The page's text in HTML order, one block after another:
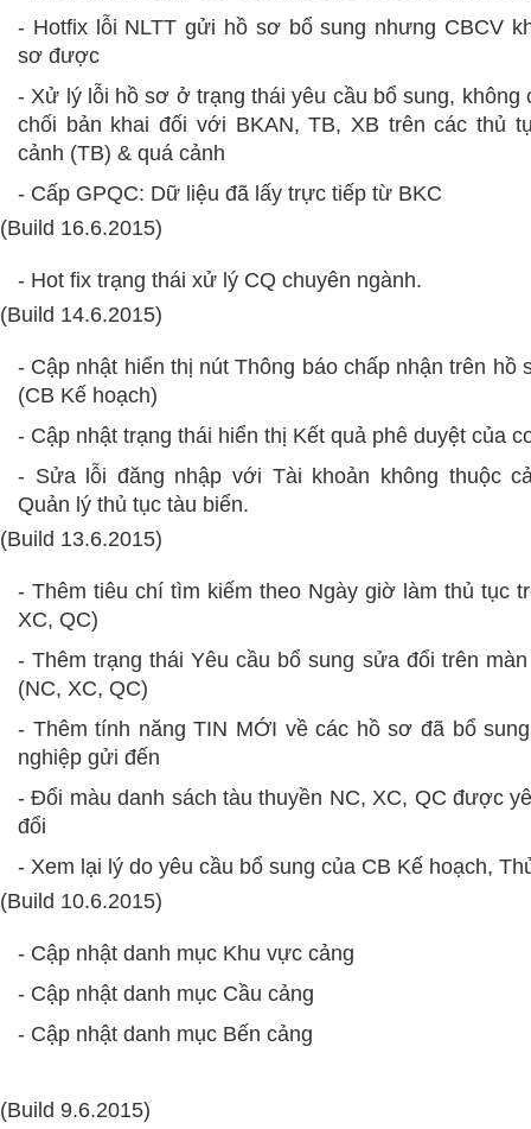
- Hotfix lỗi NLTT gửi hồ sơ bổ sung nhưng CBCV
sơ được
- Xử lý lỗi hồ sơ ở trạng thái yêu cầu bổ sung, không
chối bản khai đối với BKAN, TB, XB trên các thủ
cảnh (TB) & quá cảnh
- Cấp GPQC: Dữ liệu đã lấy trực tiếp từ BKC
(Build 16.6.2015)
- Hot fix trạng thái xử lý CQ chuyên ngành.
(Build 14.6.2015)
- Cập nhật hiển thị nút Thông báo chấp nhận trên hồ
(CB Kế hoạch)
- Cập nhật trạng thái hiển thị Kết quả phê duyệt của
- Sửa lỗi đăng nhậpvới Tài khoản không thuộc
Quản lý thủ tục tàu biển.
(Build 13.6.2015)
- Thêm tiêu chí tìm kiếm theo Ngày giờ làm thủ tục
XC, QC)
- Thêm trạng thái Yêu cầu bổ sung sửa đổi trên
(NC, XC, QC)
- Thêm tính năng TIN MỚI về các hồ sơ đã bổ
nghiệp gửi đến
- Đổi màu danh sách tàu thuyền NC, XC, QC được
đổi
- Xem lại lý do yêu cầu bổ sung của CB Kế hoạch,
(Build 10.6.2015)
- Cập nhật danh mục Khu vực cảng
- Cập nhật danh mục Cầu cảng
- Cập nhật danh mục Bến cảng
(Build 9.6.2015)